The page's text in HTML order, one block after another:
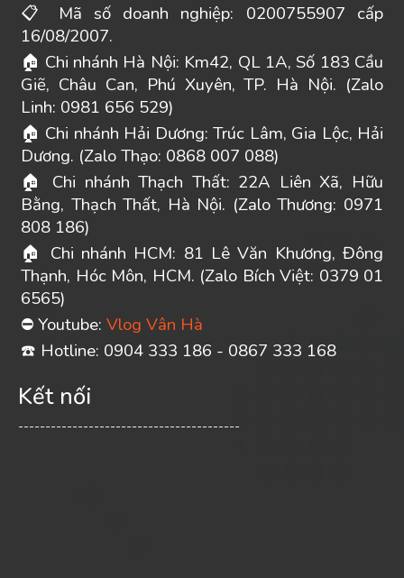
📋
Mã số doanh nghiệp: 0200755907 cấp
16/08/2007.
🏠 Chi nhánh Hà Nội: Km42, QL 1A, Số 183 Cầu
Giẽ, Châu Can, Phú Xuyên, TP. Hà Nội. (Zalo
Linh: 0981 656 529)
🏠 Chi nhánh Hải Dương: Trúc Lâm, Gia Lộc, Hải
Dương. (Zalo Thạo: 0868 007 088)
🏠 Chi nhánh Thạch Thất: 22A Liên Xã, Hữu
Bằng, Thạch Thất, Hà Nội. (Zalo Thương: 0971
808 186)
🏠
Chi nhánh HCM: 81 Lê Văn Khương, Đông
Thạnh, Hóc Môn, HCM. (Zalo Bích Việt: 0379 01
6565)
⛔ Youtube: Vlog Vân Hà
☎ ️ Hotline: 0904 333 186 - 0867 333 168
Kết nối
-----------------------------------------